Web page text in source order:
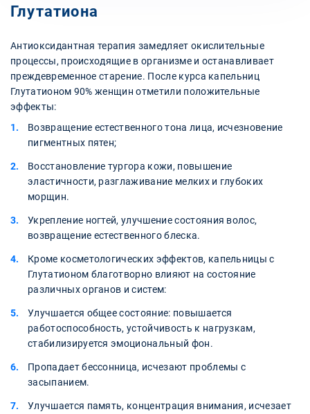
Глутатиона
Антиоксидантная терапия замедляет окислительные
процессы, происходящие в организме и останавливает
преждевременное старение. После курса капельниц
Глутатионом 90% женщин отметили положительные
эффекты:
Возвращение естественного тона лица, исчезновение
пигментных пятен;
Восстановление тургора кожи, повышение
эластичности, разглаживание мелких и глубоких
морщин.
Укрепление ногтей, улучшение состояния волос,
возвращение естественного блеска.
Кроме косметологических эффектов, капельницы с
Глутатионом благотворно влияют на состояние
различных органов и систем:
Улучшается общее состояние: повышается
работоспособность, устойчивость к нагрузкам,
стабилизируется эмоциональный фон.
Пропадает бессонница, исчезают проблемы с
засыпанием.
Улучшается память, концентрация внимания, исчезает